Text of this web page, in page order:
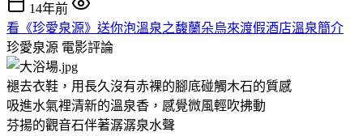
14年前
看《珍愛泉源》送你泡溫泉之馥蘭朵烏來渡假酒店溫泉簡介
珍愛泉源 電影評論
褪去衣鞋，用長久沒有赤裸的腳底碰觸木石的質感
吸進水氣裡清新的溫泉香，感覺微風輕吹拂動
芬揚的觀音石伴著潺潺泉水聲